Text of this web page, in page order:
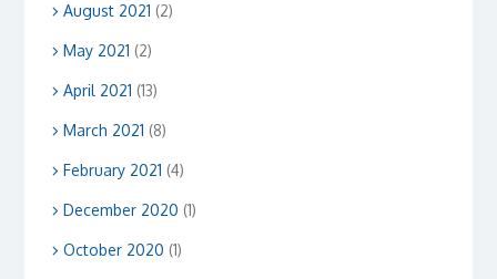
August 2021 (2)
May 2021 (2)
April 2021 (13)
March 2021 (8)
February 2021 (4)
December 2020 (1)
October 2020 (1)